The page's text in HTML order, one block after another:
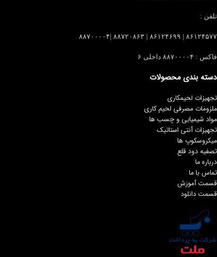
تلفن :
۸۶۱۲۴۵۷۷ | ۸۶۱۲۴۶۹۹ | ۸۸۷۲۰۸۶۳ |۸۸۷۰۰۰۰۴
فاکس : ۸۸۷۰۰۰۰۴ داخلی ۶
دسته بندی محصولات
تجهیزات لحیمکاری
ملزومات مصرفی لحیم کاری
مواد شیمیایی و چسب ها
تجهیزات آنتی استاتیک
میکروسکوپ ها
تصفیه دود قلع
درباره ما
تماس با ما
قسمت آموزش
قسمت دانلود